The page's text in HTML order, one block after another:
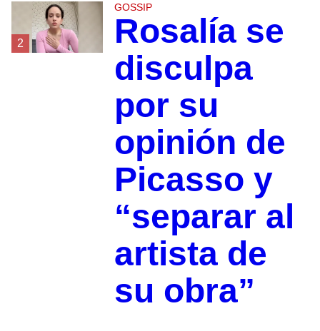
2
GOSSIP
Rosalía se
disculpa
por su
opinión de
Picasso y
“separar al
artista de
su obra”